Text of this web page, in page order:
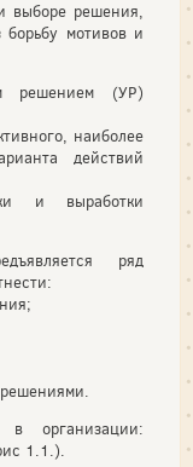
выборе решения,
мотивов и
решением (УР)
наиболее
действий
и выработки
ряд
организации:
1.1.).